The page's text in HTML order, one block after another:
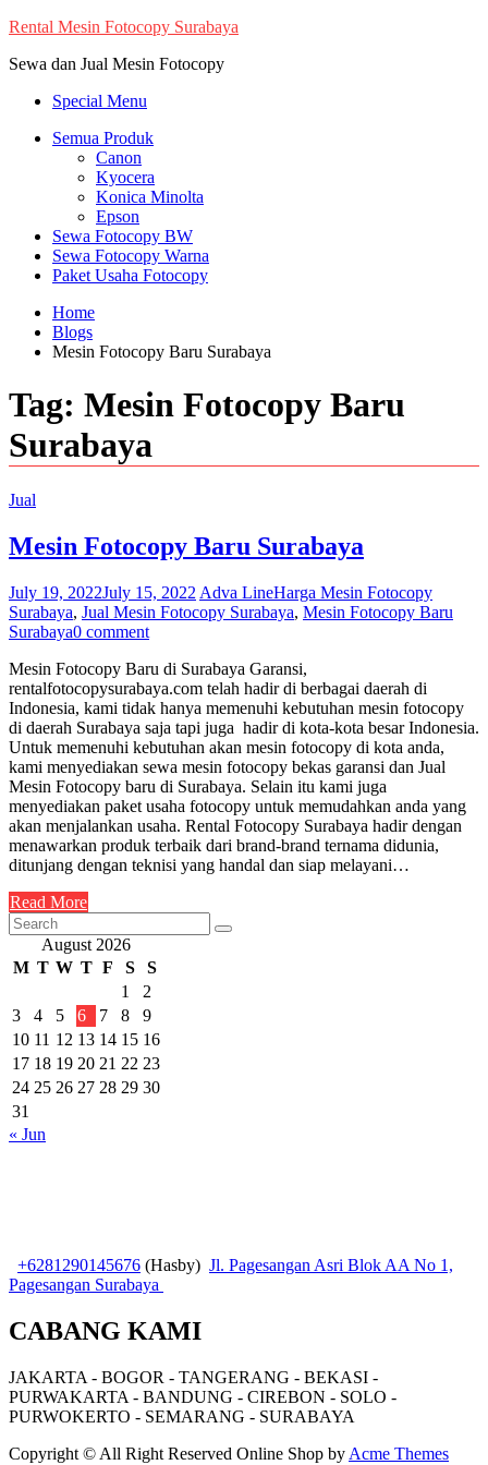
Skip
content
Rental Mesin Fotocopy Surabaya
Sewa dan Jual Mesin Fotocopy
Special Menu
Semua Produk
Canon
Kyocera
Konica Minolta
Epson
Sewa Fotocopy BW
Sewa Fotocopy Warna
Paket Usaha Fotocopy
Home
Blogs
Mesin Fotocopy Baru Surabaya
Tag: Mesin Fotocopy Baru
Surabaya
Jual
Mesin Fotocopy Baru Surabaya
July 19, 2022July 15, 2022 Adva LineHarga Mesin Fotocopy
Surabaya, Jual Mesin Fotocopy Surabaya, Mesin Fotocopy Baru
Surabaya0 comment
Mesin Fotocopy Baru di Surabaya Garansi,
rentalfotocopysurabaya.com telah hadir di berbagai daerah di
Indonesia, kami tidak hanya memenuhi kebutuhan mesin fotocopy
di daerah Surabaya saja tapi juga hadir di kota-kota besar Indonesia.
Untuk memenuhi kebutuhan akan mesin fotocopy di kota anda,
kami menyediakan sewa mesin fotocopy bekas garansi dan Jual
Mesin Fotocopy baru di Surabaya. Selain itu kami juga
menyediakan paket usaha fotocopy untuk memudahkan anda yang
akan menjalankan usaha. Rental Fotocopy Surabaya hadir dengan
menawarkan produk terbaik dari brand-brand ternama didunia,
ditunjang dengan teknisi yang handal dan siap melayani…
Read More
August 2026
M T W T F S
S
1
2
3
4 5 6 7 8
9
10 11 12 13 14 15 16
17 18 19 20 21 22 23
24 25 26 27 28 29 30
31
« Jun
+6281290145676 (Hasby) Jl. Pagesangan Asri Blok AA No 1,
Pagesangan Surabaya
CABANG KAMI
JAKARTA - BOGOR - TANGERANG - BEKASI -
PURWAKARTA - BANDUNG - CIREBON - SOLO -
PURWOKERTO - SEMARANG - SURABAYA
Copyright © All Right Reserved Online Shop by Acme Themes